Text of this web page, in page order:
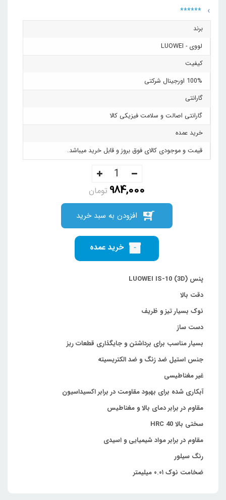
******
برند
لووی - LUOWEI
کیفیت
100% اورجینال شرکتی
گارانتی
گارانتی اصالت و سلامت فیزیکی کالا
خرید عمده
قیمت و موجودی کالای فوق بروز و قابل خرید میباشد.
984,000 تومان
افزودن به سبد خرید
خرید عمده
پنس LUOWEI IS-10 (3D)
دقت بالا
نوک بسیار تیز و ظریف
دست ساز
بسیار مناسب برای برداشتن و جایگذاری قطعات ریز
جنس استیل ضد زنگ و ضد الکتریسیته
غیر مغناطیسی
آبکاری شده برای بهبود مقاومت در برابر اکسیداسیون
مقاوم در برابر دمای بالا و مغناطیس
سختی بالا HRC 40
مقاوم در برابر مواد شیمیایی و اسیدی
رنگ سیلور
ضخامت نوک ۰.۰۱ میلیمتر